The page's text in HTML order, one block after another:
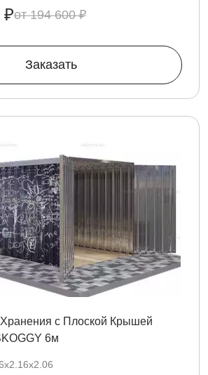
194 600 ₽
₽
Заказать
с Плоской Крышей
6м